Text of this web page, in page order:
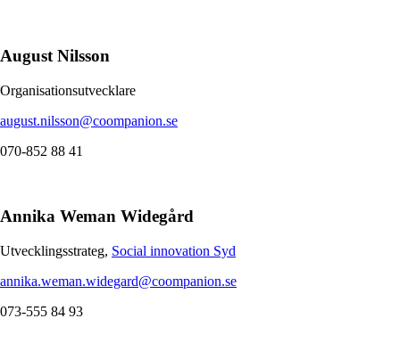
August Nilsson
Organisationsutvecklare
august.nilsson@coompanion.se
070-852 88 41
Annika Weman Widegård
Utvecklingsstrateg, Social innovation Syd
annika.weman.widegard@coompanion.se
073-555 84 93